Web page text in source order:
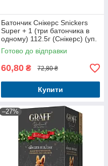
Батончик Снікерс Snickers
Super + 1 (три батончика в
одному) 112.5г (Снікерс) (уп.
20 шт)
Готово до відправки
60,80 ₴ 72,80 ₴
Купити
–27%